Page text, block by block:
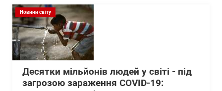
Новини світу
Десятки мільйонів людей у світі - під
загрозою зараження COVID-19: